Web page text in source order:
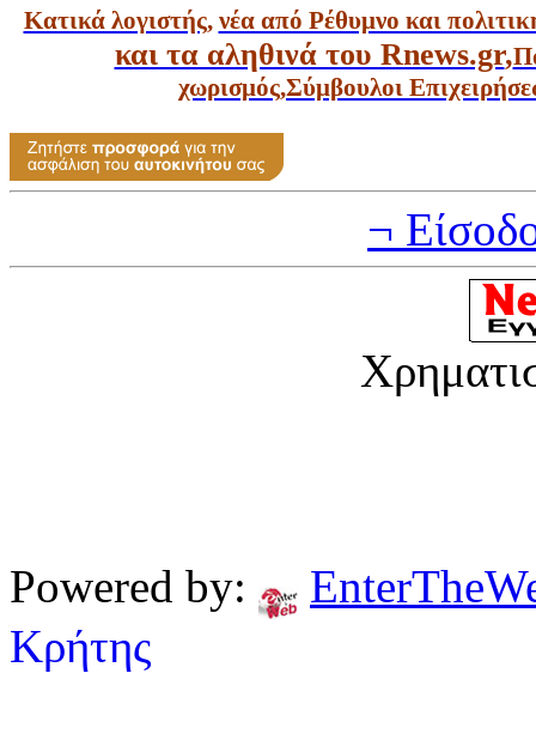
Κατικά λογιστής, νέα από Ρέθυμνο και
και τα αληθινά του Rnews.gr,
χωρισμός,Σύμβουλοι
¬
Powered by:
Κρήτης